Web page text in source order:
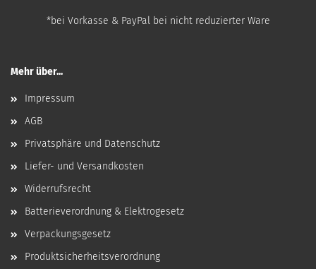
*bei Vorkasse & PayPal bei nicht reduzierter Ware
Mehr über...
Impressum
AGB
Privatsphäre und Datenschutz
Liefer- und Versandkosten
Widerrufsrecht
Batterieverordnung & Elektrogesetz
Verpackungsgesetz
Produktsicherheitsverordnung